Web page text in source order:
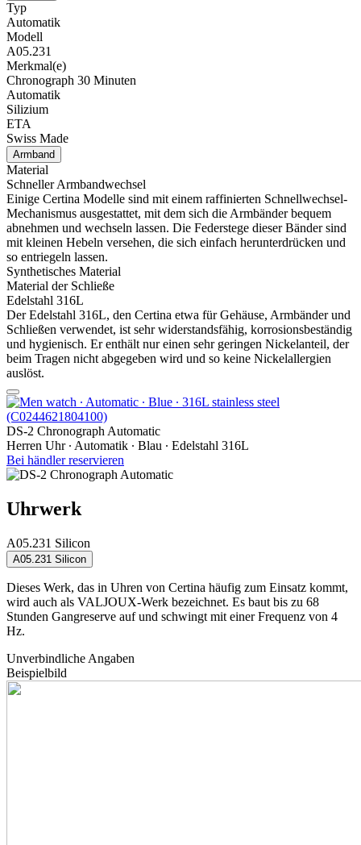
Typ
Automatik
Modell
A05.231
Merkmal(e)
Chronograph 30 Minuten
Automatik
Silizium
ETA
Swiss Made
Armband
Material
Schneller Armbandwechsel
Einige Certina Modelle sind mit einem raffinierten Schnellwechsel-
Mechanismus ausgestattet, mit dem sich die Armbänder bequem
abnehmen und wechseln lassen. Die Federstege dieser Bänder sind
mit kleinen Hebeln versehen, die sich einfach herunterdrücken und
so entriegeln lassen.
Synthetisches Material
Material der Schließe
Edelstahl 316L
Der Edelstahl 316L, den Certina etwa für Gehäuse, Armbänder und
Schließen verwendet, ist sehr widerstandsfähig, korrosionsbeständig
und hygienisch. Er enthält nur einen sehr geringen Nickelanteil, der
beim Tragen nicht abgegeben wird und so keine Nickelallergien
auslöst.
DS-2 Chronograph Automatic
Herren Uhr ∙ Automatik ∙ Blau ∙ Edelstahl 316L
Bei händler reservieren
Uhrwerk
A05.231 Silicon
A05.231 Silicon
Dieses Werk, das in Uhren von Certina häufig zum Einsatz kommt,
wird auch als VALJOUX-Werk bezeichnet. Es baut bis zu 68
Stunden Gangreserve auf und schwingt mit einer Frequenz von 4
Hz.
Unverbindliche Angaben
Beispielbild